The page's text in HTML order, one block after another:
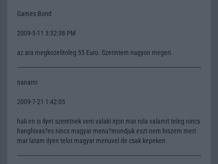
Games Bond
2009-5-11 3:32:38 PM
az ara megkozelitoleg 55 Euro. Szerintem nagyon megeri.
nanarni
2009-7-21 1:42:05
hali en is ilyet szeretnek veni valaki irjon mar rola valamit teleg nincs
hanghivas?es nincs magyar menu?mondjuk eszt nem hiszem mert
mar latam ilyen telot magyar menuvel de csak kepeken